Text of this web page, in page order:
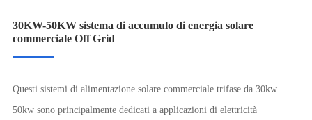
30KW-50KW sistema di accumulo di energia solare
commerciale Off Grid
Questi sistemi di alimentazione solare commerciale trifase da 30kw
50kw sono principalmente dedicati a applicazioni di elettricità